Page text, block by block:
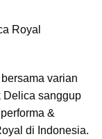
varian
Delica sanggup
&
di Indonesia.